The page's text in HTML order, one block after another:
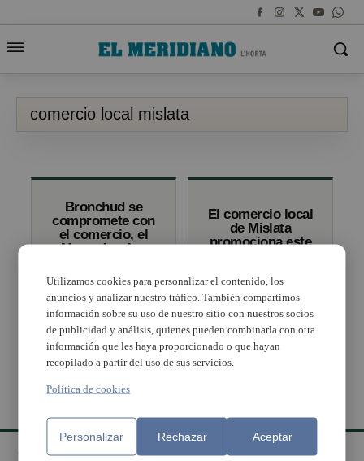
comercio local mislata
Bronchud se
compromete con
el comercio, el
Mercado y los
Mislata para
generar empleo
y riqueza
El comercio local
de Mislata
promociona este
productos y
servicios
Utilizamos cookies para personalizar el contenido, los
anuncios y analizar nuestro tráfico. También compartimos
información sobre su uso de nuestro sitio con nuestros socios
de publicidad y análisis, quienes pueden combinarla con otra
información que les haya proporcionado o que hayan
recopilado a partir del uso de sus servicios.
Política de cookies
Personalizar Rechazar Aceptar